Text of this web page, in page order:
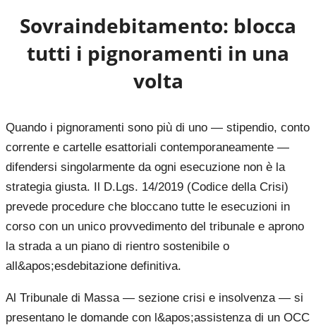
Sovraindebitamento: blocca
tutti i pignoramenti in una
volta
Quando i pignoramenti sono più di uno — stipendio, conto
corrente e cartelle esattoriali contemporaneamente —
difendersi singolarmente da ogni esecuzione non è la
strategia giusta. Il D.Lgs. 14/2019 (Codice della Crisi)
prevede procedure che bloccano tutte le esecuzioni in
corso con un unico provvedimento del tribunale e aprono
la strada a un piano di rientro sostenibile o
all&apos;esdebitazione definitiva.
Al Tribunale di Massa — sezione crisi e insolvenza — si
presentano le domande con l&apos;assistenza di un OCC